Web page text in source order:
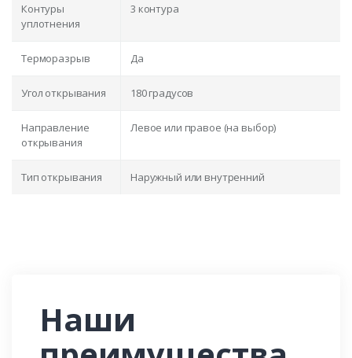
Контуры
уплотнения
3 контура
Терморазрыв Да
Угол открывания 180 градусов
Направление
открывания
Левое или правое (на выбор)
Тип открывания Наружный или внутренний
Наши